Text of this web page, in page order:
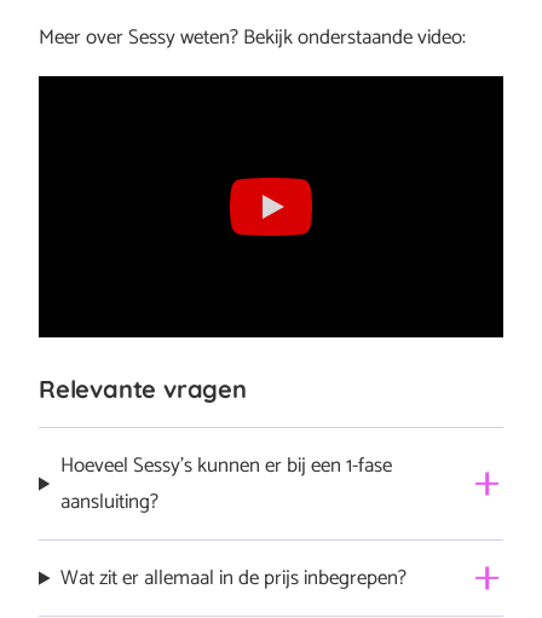
Meer over Sessy weten? Bekijk onderstaande video:
Relevante vragen
Hoeveel Sessy’s kunnen er bij een 1-fase
aansluiting?
2 Sessy’s kunnen op 1&3-fase
Wat zit er allemaal in de prijs inbegrepen?